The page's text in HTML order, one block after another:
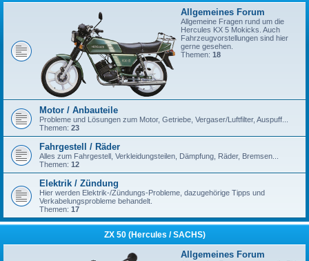
Allgemeines Forum
Allgemeine Fragen rund um die
Hercules KX 5 Mokicks. Auch
Fahrzeugvorstellungen sind hier
gerne gesehen.
Themen: 18
Motor / Anbauteile
Probleme und Lösungen zum Motor, Getriebe, Vergaser/Luftfilter, Auspuff...
Themen: 23
Fahrgestell / Räder
Alles zum Fahrgestell, Verkleidungsteilen, Dämpfung, Räder, Bremsen...
Themen: 12
Elektrik / Zündung
Hier werden Elektrik-/Zündungs-Probleme, dazugehörige Tipps und
Verkabelungsprobleme behandelt.
Themen: 17
ZX 50 (Hercules / SACHS)
Allgemeines Forum